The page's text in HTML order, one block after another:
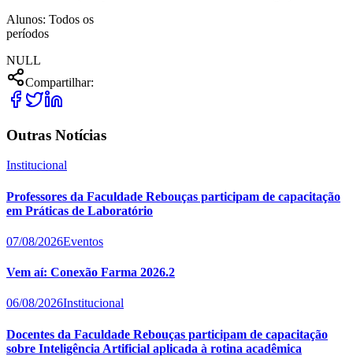
Alunos: Todos os
períodos
NULL
Compartilhar:
Outras Notícias
Institucional
Professores da Faculdade Rebouças participam de capacitação
em Práticas de Laboratório
07/08/2026Eventos
Vem aí: Conexão Farma 2026.2
06/08/2026Institucional
Docentes da Faculdade Rebouças participam de capacitação
sobre Inteligência Artificial aplicada à rotina acadêmica